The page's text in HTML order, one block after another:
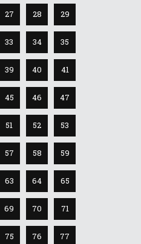
27 28 29
33 34 35
39 40 41
45 46 47
51 52 53
57 58 59
63 64 65
69 70 71
75 76 77